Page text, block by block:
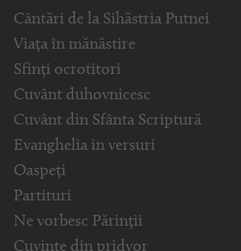
Cântări de la Sihăstria Putnei
Viața în mănăstire
Sfinți ocrotitori
Cuvânt duhovnicesc
Cuvânt din Sfânta Scriptură
Evanghelia in versuri
Oaspeți
Partituri
Ne vorbesc Părinții